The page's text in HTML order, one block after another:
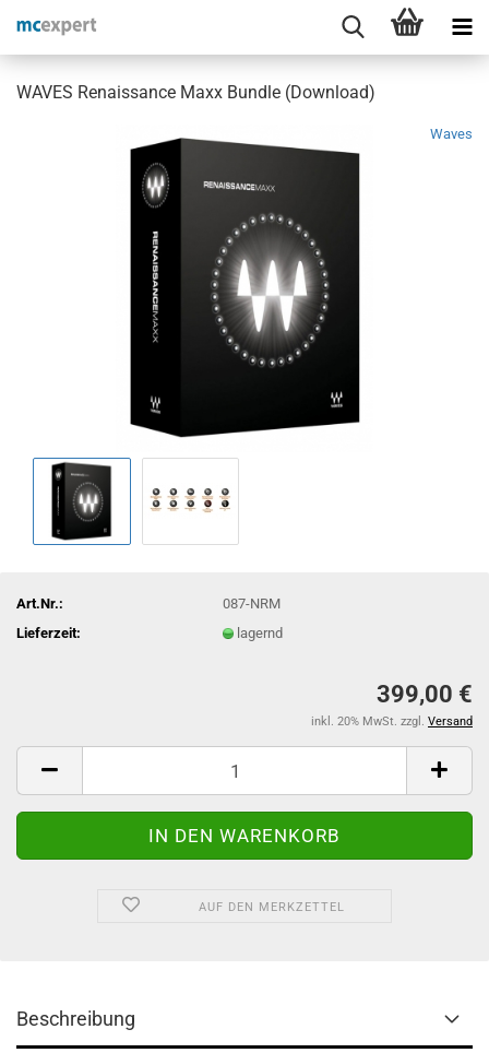
WAVES Renaissance Maxx Bundle (Download)
Waves
Art.Nr.:
087-NRM
Lieferzeit:
lagernd
399,00 €
inkl. 20% MwSt. zzgl. Versand
AUF DEN MERKZETTEL
Beschreibung